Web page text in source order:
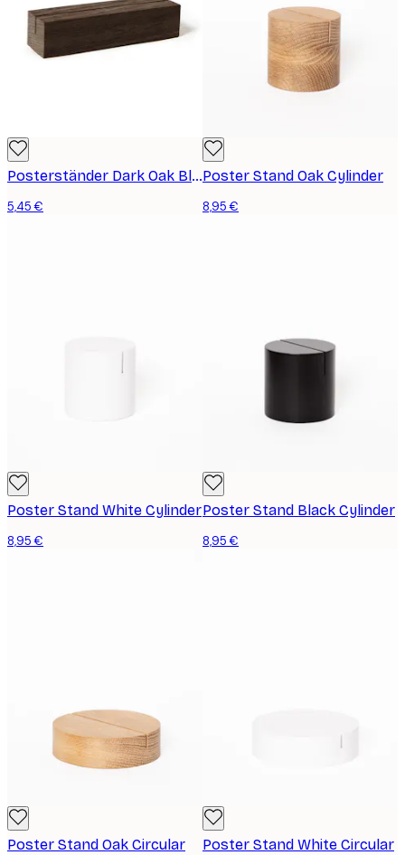
Posterständer Dark Oak Block
5,45 €
Poster Stand Oak Cylinder
8,95 €
Poster Stand White Cylinder
8,95 €
Poster Stand Black Cylinder
8,95 €
Poster Stand Oak Circular Poster Stand White Circular